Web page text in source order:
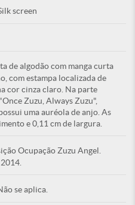
screen
de algodão com manga curta
com estampa localizada de
cor cinza claro. Na parte
Zuzu, Always Zuzu",
uma auréola de anjo. As
e 0,11 cm de largura.
Ocupação Zuzu Angel.
se aplica.